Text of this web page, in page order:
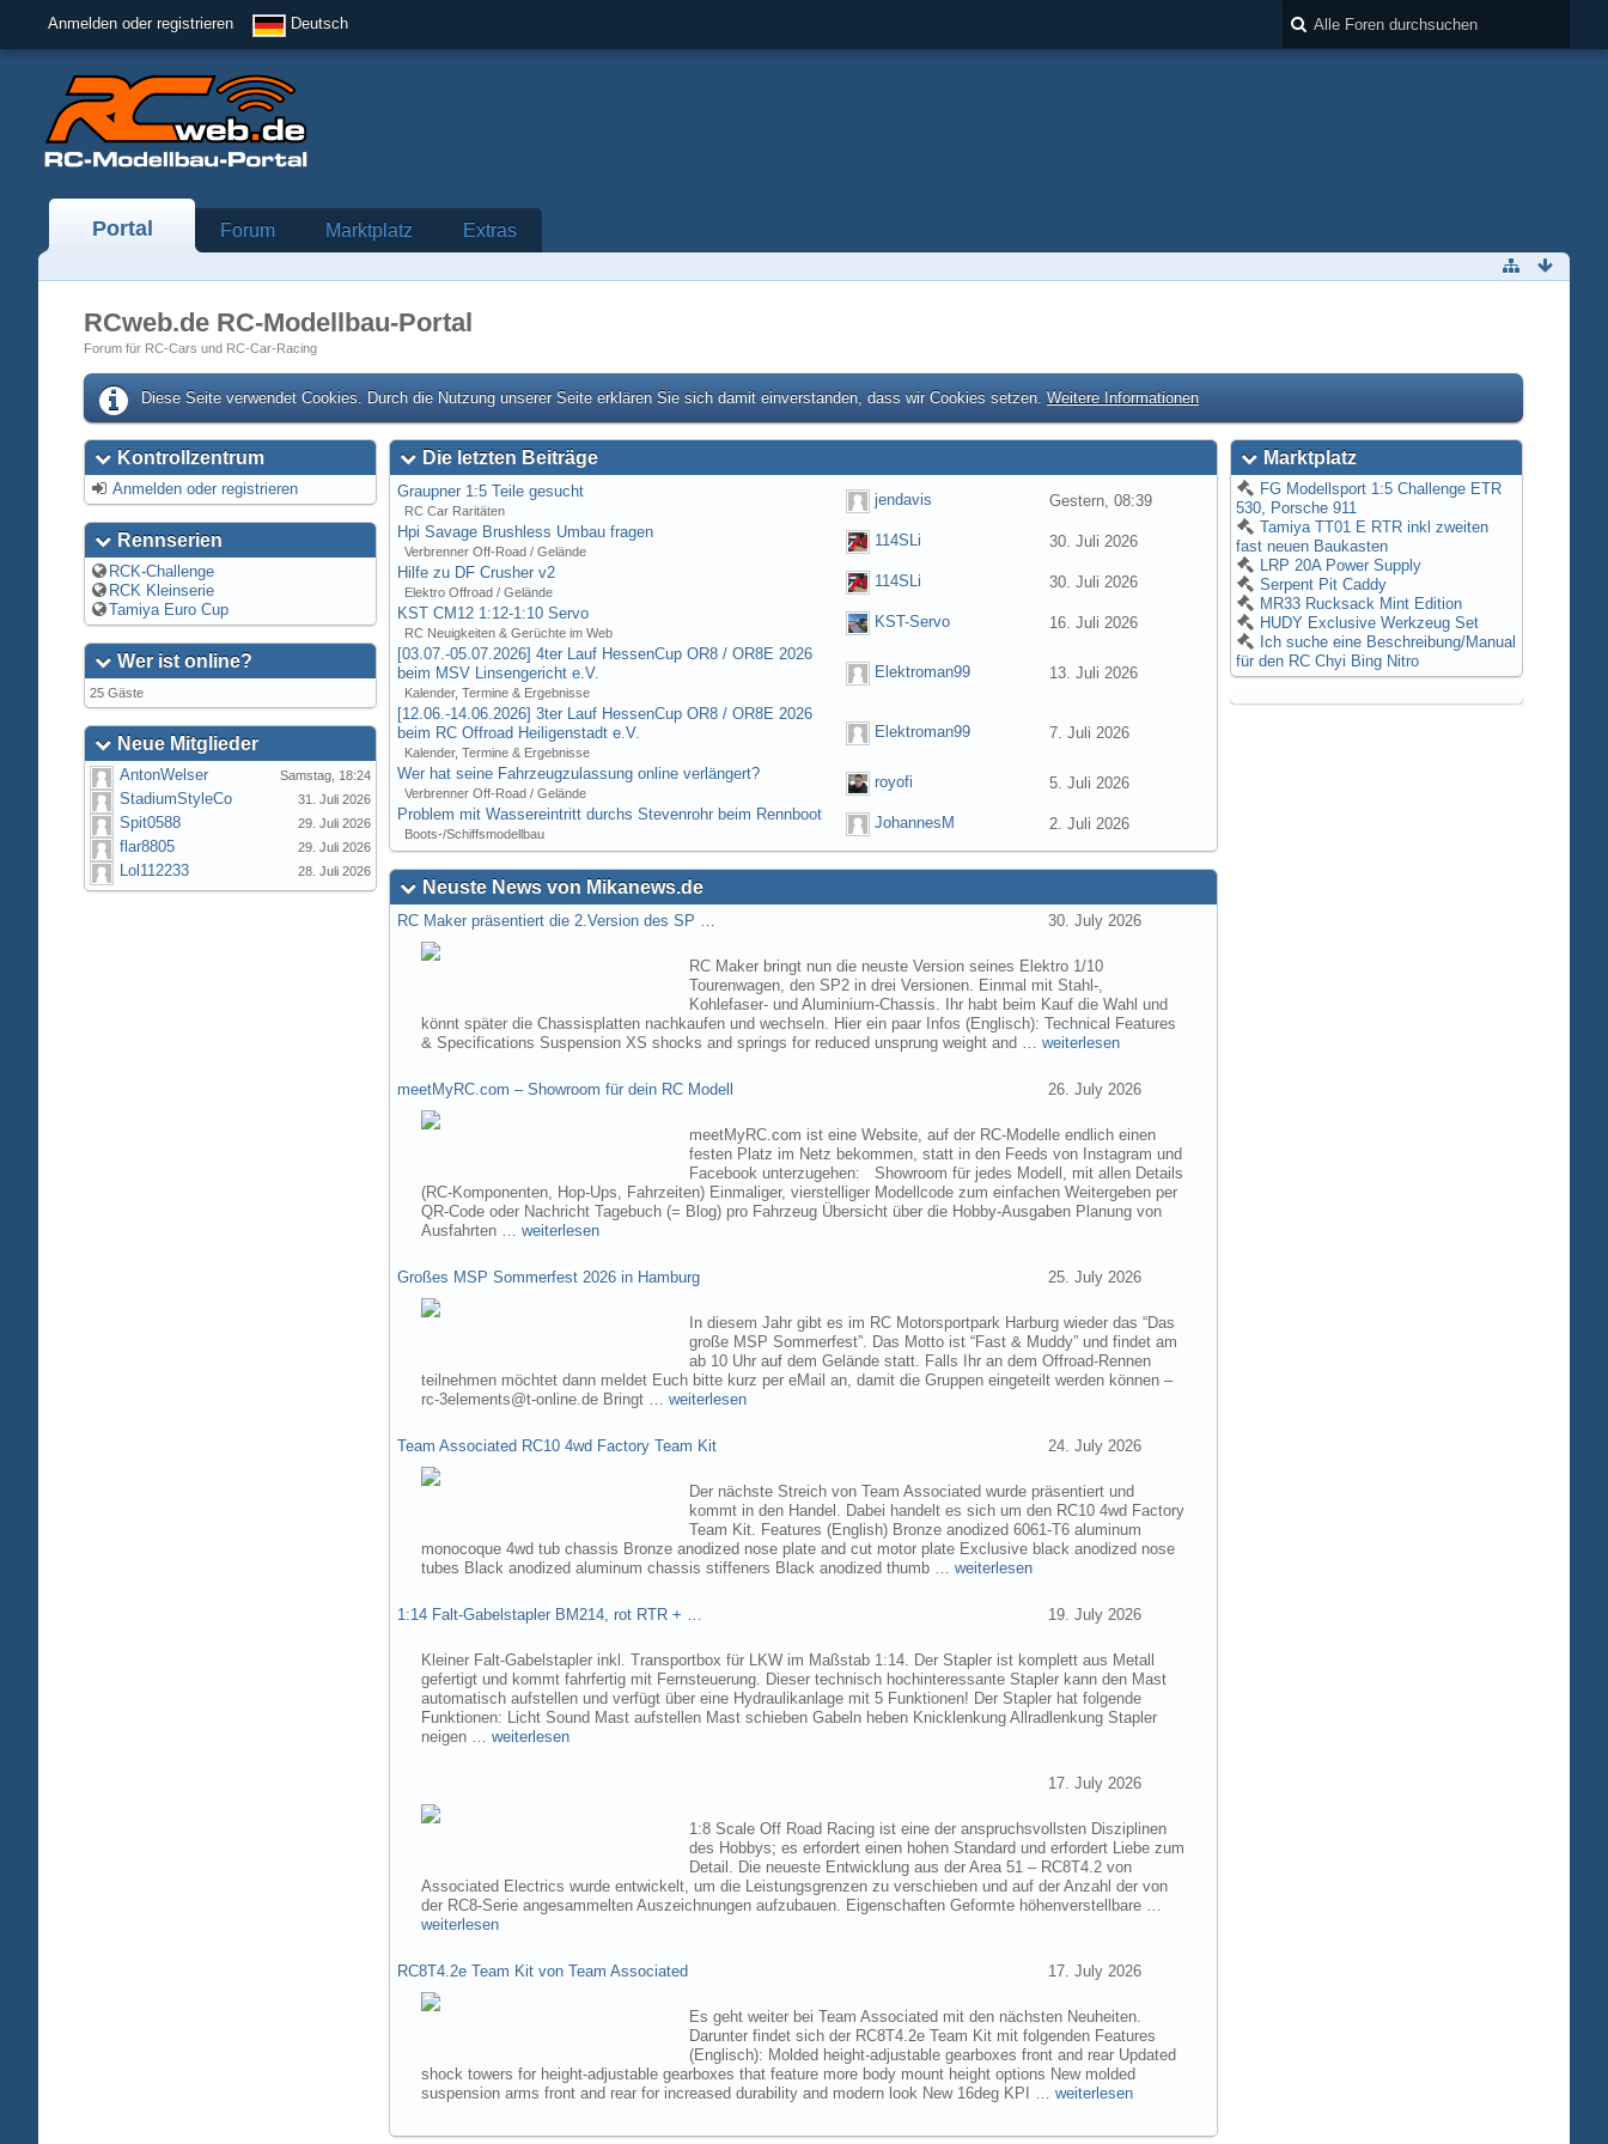
Anmelden oder registrieren Deutsch
Portal Forum Marktplatz Extras
RCweb.de RC-Modellbau-Portal
Forum für RC-Cars und RC-Car-Racing
Diese Seite verwendet Cookies. Durch die Nutzung unserer Seite erklären Sie sich damit einverstanden, dass wir Cookies setzen. Weitere Informationen
Kontrollzentrum
Anmelden oder registrieren
Rennserien
RCK-Challenge
RCK Kleinserie
Tamiya Euro Cup
Wer ist online?
25 Gäste
Neue Mitglieder
AntonWelser Samstag, 18:24
StadiumStyleCo 31. Juli 2026
Spit0588 29. Juli 2026
flar8805 29. Juli 2026
Lol112233 28. Juli 2026
Die letzten Beiträge
Graupner 1:5 Teile gesucht
RC Car Raritäten
jendavis
Gestern, 08:39
Hpi Savage Brushless Umbau fragen
Verbrenner Off-Road / Gelände
114SLi
30. Juli 2026
Hilfe zu DF Crusher v2
Elektro Offroad / Gelände
114SLi
30. Juli 2026
KST CM12 1:12-1:10 Servo
RC Neuigkeiten & Gerüchte im Web
KST-Servo
16. Juli 2026
[03.07.-05.07.2026] 4ter Lauf HessenCup OR8 / OR8E 2026
beim MSV Linsengericht e.V.
Kalender, Termine & Ergebnisse
Elektroman99 13. Juli 2026
[12.06.-14.06.2026] 3ter Lauf HessenCup OR8 / OR8E 2026
beim RC Offroad Heiligenstadt e.V.
Kalender, Termine & Ergebnisse
Elektroman99 7. Juli 2026
Wer hat seine Fahrzeugzulassung online verlängert?
Verbrenner Off-Road / Gelände
royofi
5. Juli 2026
Problem mit Wassereintritt durchs Stevenrohr beim Rennboot
Boots-/Schiffsmodellbau
JohannesM 2. Juli 2026
Neuste News von Mikanews.de
RC Maker präsentiert die 2.Version des SP … 30. July 2026
RC Maker bringt nun die neuste Version seines Elektro 1/10
Tourenwagen, den SP2 in drei Versionen. Einmal mit Stahl-,
Kohlefaser- und Aluminium-Chassis. Ihr habt beim Kauf die Wahl und
könnt später die Chassisplatten nachkaufen und wechseln. Hier ein paar Infos (Englisch): Technical Features
& Specifications Suspension XS shocks and springs for reduced unsprung weight and …weiterlesen
meetMyRC.com – Showroom für dein RC Modell 26. July 2026
meetMyRC.com ist eine Website, auf der RC-Modelle endlich einen
festen Platz im Netz bekommen, statt in den Feeds von Instagram und
Facebook unterzugehen: Showroom für jedes Modell, mit allen Details
(RC-Komponenten, Hop-Ups, Fahrzeiten) Einmaliger, vierstelliger Modellcode zum einfachen Weitergeben per
QR-Code oder Nachricht Tagebuch (= Blog) pro Fahrzeug Übersicht über die Hobby-Ausgaben Planung von
Ausfahrten …weiterlesen
Großes MSP Sommerfest 2026 in Hamburg 25. July 2026
In diesem Jahr gibt es im RC Motorsportpark Harburg wieder das “Das
große MSP Sommerfest”. Das Motto ist “Fast & Muddy” und findet am
ab 10 Uhr auf dem Gelände statt. Falls Ihr an dem Offroad-Rennen
teilnehmen möchtet dann meldet Euch bitte kurz per eMail an, damit die Gruppen eingeteilt werden können –
rc-3elements@t-online.de Bringt …weiterlesen
Team Associated RC10 4wd Factory Team Kit 24. July 2026
Der nächste Streich von Team Associated wurde präsentiert und
kommt in den Handel. Dabei handelt es sich um den RC10 4wd Factory
Team Kit. Features (English) Bronze anodized 6061-T6 aluminum
monocoque 4wd tub chassis Bronze anodized nose plate and cut motor plate Exclusive black anodized nose
tubes Black anodized aluminum chassis stiffeners Black anodized thumb …weiterlesen
1:14 Falt-Gabelstapler BM214, rot RTR + … 19. July 2026
Kleiner Falt-Gabelstapler inkl. Transportbox für LKW im Maßstab 1:14. Der Stapler ist komplett aus Metall
gefertigt und kommt fahrfertig mit Fernsteuerung. Dieser technisch hochinteressante Stapler kann den Mast
automatisch aufstellen und verfügt über eine Hydraulikanlage mit 5 Funktionen! Der Stapler hat folgende
Funktionen: Licht Sound Mast aufstellen Mast schieben Gabeln heben Knicklenkung Allradlenkung Stapler
neigen …weiterlesen
17. July 2026
1:8 Scale Off Road Racing ist eine der anspruchsvollsten Disziplinen
des Hobbys; es erfordert einen hohen Standard und erfordert Liebe zum
Detail. Die neueste Entwicklung aus der Area 51 – RC8T4.2 von
Associated Electrics wurde entwickelt, um die Leistungsgrenzen zu verschieben und auf der Anzahl der von
der RC8-Serie angesammelten Auszeichnungen aufzubauen. Eigenschaften Geformte höhenverstellbare …
weiterlesen
RC8T4.2e Team Kit von Team Associated 17. July 2026
Es geht weiter bei Team Associated mit den nächsten Neuheiten.
Darunter findet sich der RC8T4.2e Team Kit mit folgenden Features
(Englisch): Molded height-adjustable gearboxes front and rear Updated
shock towers for height-adjustable gearboxes that feature more body mount height options New molded
suspension arms front and rear for increased durability and modern look New 16deg KPI …weiterlesen
Marktplatz
FG Modellsport 1:5 Challenge ETR
530, Porsche 911
Tamiya TT01 E RTR inkl zweiten
fast neuen Baukasten
LRP 20A Power Supply
Serpent Pit Caddy
MR33 Rucksack Mint Edition
HUDY Exclusive Werkzeug Set
Ich suche eine Beschreibung/Manual
für den RC Chyi Bing Nitro